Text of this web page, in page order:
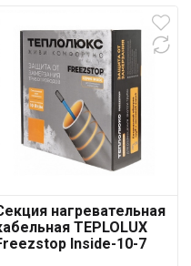
нагревательная
TEPLOLUX
Inside-10-7